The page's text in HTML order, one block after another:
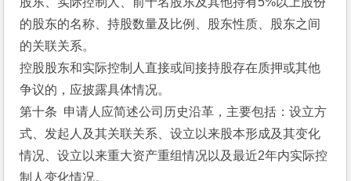
的股东的名称、持股数量及比例、股东性质、股东之间
的关联关系。
控股股东和实际控制人直接或间接持股存在质押或其他
争议的，应披露具体情况。
第十条  申请人应简述公司历史沿革，主要包括：设立方
式、发起人及其关联关系、设立以来股本形成及其变化
情况、设立以来重大资产重组情况以及最近2年内实际控
制人变化情况。